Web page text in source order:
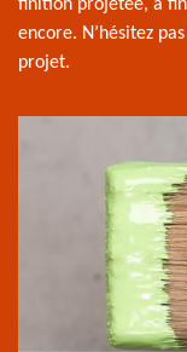
finition projetée, à
encore. N’hésitez
projet.